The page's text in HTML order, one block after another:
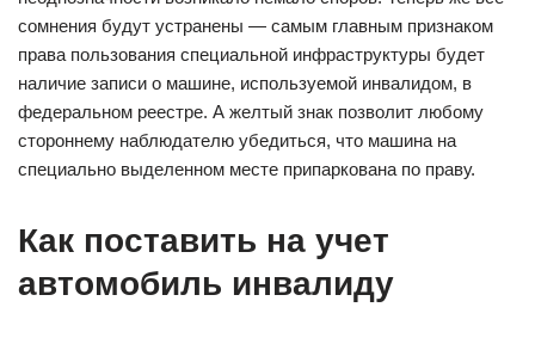
сомнения будут устранены — самым главным признаком
права пользования специальной инфраструктуры будет
наличие записи о машине, используемой инвалидом, в
федеральном реестре. А желтый знак позволит любому
стороннему наблюдателю убедиться, что машина на
специально выделенном месте припаркована по праву.
Как поставить на учет
автомобиль инвалиду